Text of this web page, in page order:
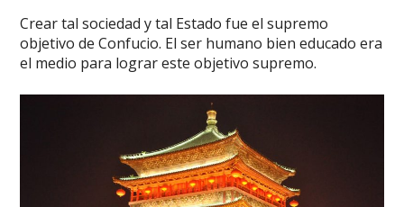
Crear tal sociedad y tal Estado fue el supremo
objetivo de Confucio. El ser humano bien educado era
el medio para lograr este objetivo supremo.